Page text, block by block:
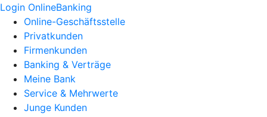
Login OnlineBanking
Online-Geschäftsstelle
Privatkunden
Firmenkunden
Banking & Verträge
Meine Bank
Service & Mehrwerte
Junge Kunden